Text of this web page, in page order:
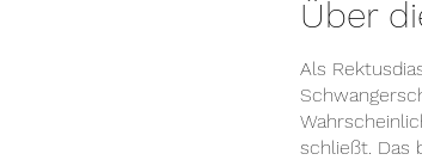
Über
Als
schließt. Das